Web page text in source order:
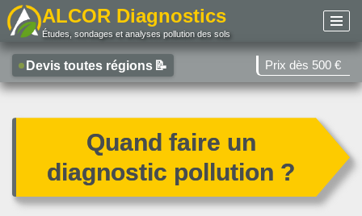
au
contenu
ALCOR Diagnostics
Études, sondages et analyses pollution des sols
Devis toutes régions 📝 Prix dès 500 €
Quand faire un
diagnostic pollution ?